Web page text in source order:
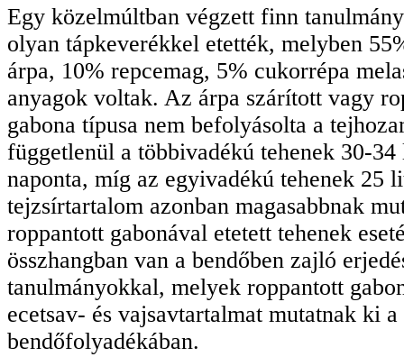
Egy közelmúltban végzett finn
olyan tápkeverékkel etették, melyben
árpa, 10% repcemag, 5% cukorrépa
anyagok voltak. Az árpa szárított vagy
gabona típusa nem befolyásolta a
függetlenül a többivadékú tehenek 30-
naponta, míg az egyivadékú tehenek 25
tejzsírtartalom azonban magasabbnak
roppantott gabonával etetett tehenek
összhangban van a bendőben zajló
tanulmányokkal, melyek roppantott
ecetsav- és vajsavtartalmat mutatnak ki
bendőfolyadékában.